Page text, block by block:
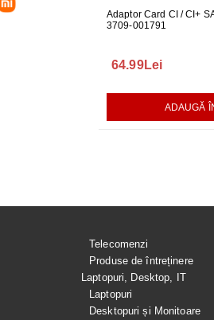
CABLU ONE CONNECT PENTRU
TELEVIZOR SAMSUNG
Adaptor Card CI / CI+
3709-001791
64.99Lei
ADAUGĂ
Telecomenzi
Produse de întreținere
Laptopuri, Desktop, IT
Laptopuri
Desktopuri și Monitoare